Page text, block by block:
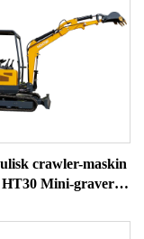
crawler-maskin
Mini-graver til